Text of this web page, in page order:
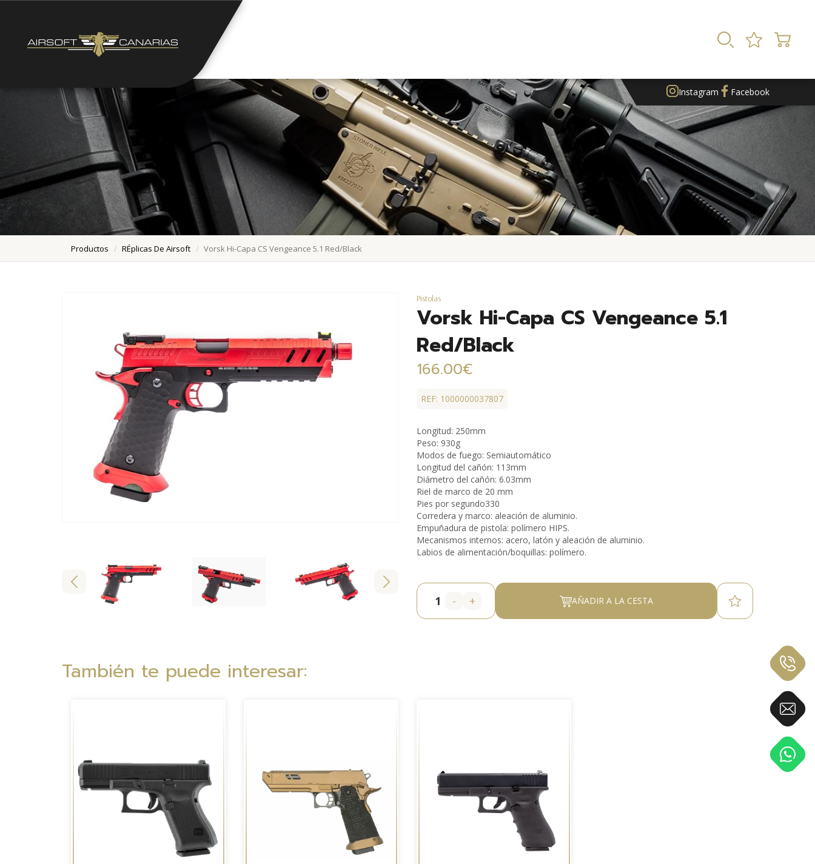
Instagram Facebook
Productos RÉplicas De Airsoft Vorsk Hi-Capa CS Vengeance 5.1 Red/Black
Pistolas
Vorsk Hi-Capa CS Vengeance 5.1
Red/Black
166.00€
REF: 1000000037807
Longitud: 250mm
Peso: 930g
Modos de fuego: Semiautomático
Longitud del cañón: 113mm
Diámetro del cañón: 6.03mm
Riel de marco de 20 mm
Pies por segundo330
Corredera y marco: aleación de aluminio.
Empuñadura de pistola: polímero HIPS.
Mecanismos internos: acero, latón y aleación de aluminio.
Labios de alimentación/boquillas: polímero.
- + AÑADIR A LA CESTA
También te puede interesar: